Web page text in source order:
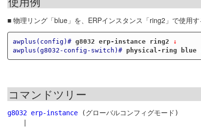
■ 物理リング「blue」を、ERPインスタンス「ring2」で使用す
awplus(config)# g8032 erp-instance ring2 ↓
awplus(g8032-config-switch)#
physical-ring blue
コマンドツリー
g8032 erp-instance (グローバルコンフィグモード)